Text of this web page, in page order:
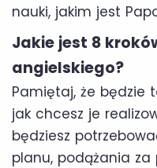
nauki, jakim jest
Jakie jest 8
angielskiego?
Pamiętaj, że będzie
jak chcesz je
będziesz
planu, podążania